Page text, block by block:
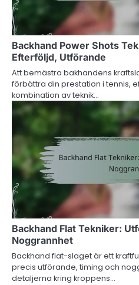
Backhand Power Shots
Efterföljd, Utförande
Att bemästra bakhandens
förbättra din prestation i tennis,
kombination av teknik…
Backhand Flat Tekniker:
Noggrannhet
Backhand flat-slaget är ett
precis utförande, timing och
detaljerna kring kroppens…